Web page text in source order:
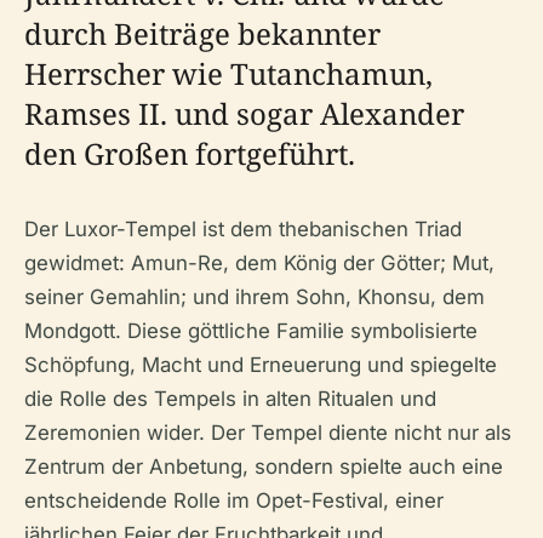
durch Beiträge bekannter
Herrscher wie Tutanchamun,
Ramses II. und sogar Alexander
den Großen fortgeführt.
Der Luxor-Tempel ist dem thebanischen Triad
gewidmet: Amun-Re, dem König der Götter; Mut,
seiner Gemahlin; und ihrem Sohn, Khonsu, dem
Mondgott. Diese göttliche Familie symbolisierte
Schöpfung, Macht und Erneuerung und spiegelte
die Rolle des Tempels in alten Ritualen und
Zeremonien wider. Der Tempel diente nicht nur als
Zentrum der Anbetung, sondern spielte auch eine
entscheidende Rolle im Opet-Festival, einer